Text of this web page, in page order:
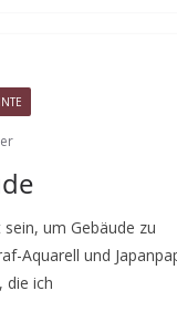
um Gebäude zu
Aquarell und
die ich